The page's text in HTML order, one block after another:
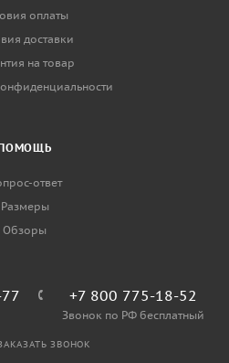
оплаты
доставки
на товар
ответ
Размеры
Обзоры
+7 800 775-18-52
Звонок по РФ бесплатный
ЗВОНОК